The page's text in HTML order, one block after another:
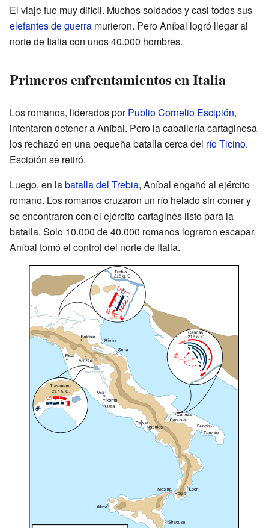
El viaje fue muy difícil. Muchos soldados y casi todos sus
elefantes de guerra murieron. Pero Aníbal logró llegar al
norte de Italia con unos 40.000 hombres.
Primeros enfrentamientos en Italia
Los romanos, liderados porPublio Cornelio Escipión,
intentaron detener a Aníbal. Pero la caballería cartaginesa
los rechazó en una pequeña batalla cerca del río Ticino.
Escipión se retiró.
Luego, en labatalla del Trebia, Aníbal engañó al ejército
romano. Los romanos cruzaron un río helado sin comer y
se encontraron con el ejército cartaginés listo para la
batalla. Solo 10.000 de 40.000 romanos lograron escapar.
Aníbal tomó el control del norte de Italia.